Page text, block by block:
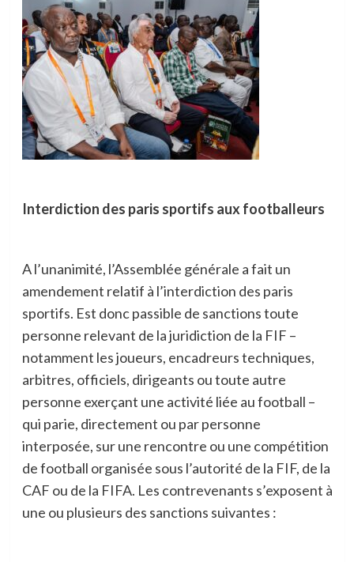
Interdiction des paris sportifs aux footballeurs
A l’unanimité, l’Assemblée générale a fait un
amendement relatif à l’interdiction des paris
sportifs. Est donc passible de sanctions toute
personne relevant de la juridiction de la FIF –
notamment les joueurs, encadreurs techniques,
arbitres, officiels, dirigeants ou toute autre
personne exerçant une activité liée au football –
qui parie, directement ou par personne
interposée, sur une rencontre ou une compétition
de football organisée sous l’autorité de la FIF, de la
CAF ou de la FIFA. Les contrevenants s’exposent à
une ou plusieurs des sanctions suivantes :